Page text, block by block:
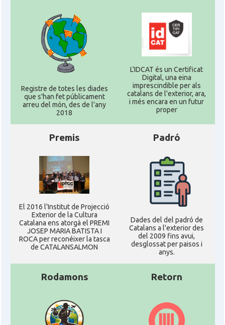
Registre de totes les diades
que s'han fet públicament
arreu del món, des de l'any
2018
L'IDCAT és un Certificat
Digital, una eina
imprescindible per als
catalans de l'exterior, ara,
i més encara en un futur
proper
Premis
El 2016 l'Institut de Projecció
Exterior de la Cultura
Catalana ens atorgà el PREMI
JOSEP MARIA BATISTA I
ROCA per reconéixer la tasca
de CATALANSALMON
Padró
Dades del del padró de
Catalans a l'exterior des
del 2009 fins avui,
desglossat per paisos i
anys.
Rodamons Retorn